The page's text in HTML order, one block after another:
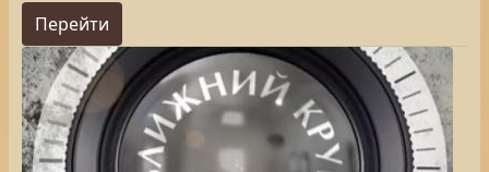
Перейти